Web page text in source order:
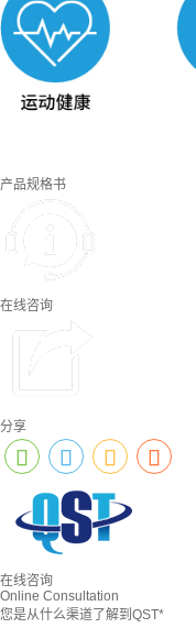
产品规格书
在线咨询
分享
在线咨询
Online Consultation
您是从什么渠道了解到QST*